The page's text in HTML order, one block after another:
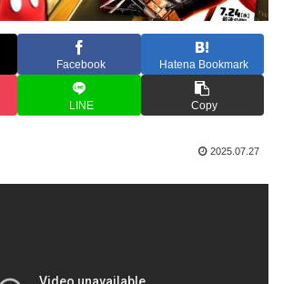
Facebook Hatena Bookmark
LINE Copy
2025.07.27